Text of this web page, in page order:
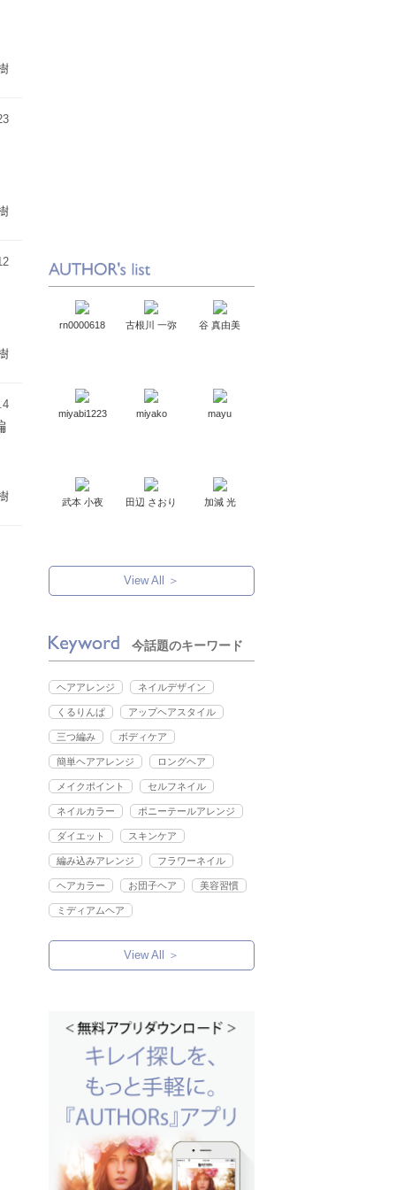
rn0000618 古根川 一弥 谷 真由美
miyabi1223 miyako mayu
武本 小夜 田辺 さおり 加減 光
View All ＞
今話題のキーワード
ヘアアレンジ ネイルデザイン
くるりんぱ アップヘアスタイル
三つ編み ボディケア
簡単ヘアアレンジ ロングヘア
メイクポイント セルフネイル
ネイルカラー ポニーテールアレンジ
ダイエット スキンケア
編み込みアレンジ フラワーネイル
ヘアカラー お団子ヘア 美容習慣
ミディアムヘア
View All ＞